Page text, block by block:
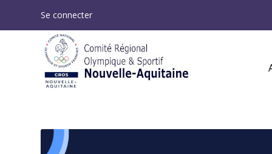
Se connecter